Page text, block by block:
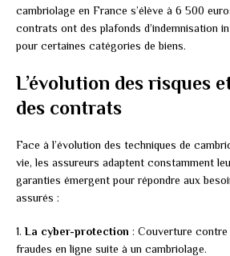
cambriolage en France s’élève à 6 500
contrats ont des plafonds d’indemnisation
pour certaines catégories de biens.
L’évolution des risques
des contrats
Face à l’évolution des techniques de
vie, les assureurs adaptent constamment
garanties émergent pour répondre aux
assurés :
1.La cyber-protection : Couverture contre
fraudes en ligne suite à un cambriolage.